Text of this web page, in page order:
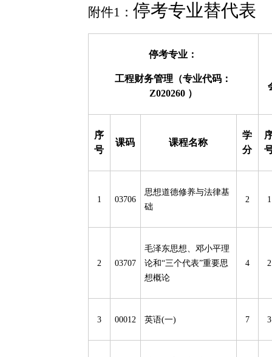
附件1 ： 停考专业替代表
停考专业：
工程财务管理（专业代码：
Z020260 ）
序
号
课码 课程名称
学
分
1 03706
思想道德修养与法律基
础
2 1
2 03707
毛泽东思想、邓小平理
论和“三个代表”重要思
想概论
4 2
3 00012 英语(一) 7 3